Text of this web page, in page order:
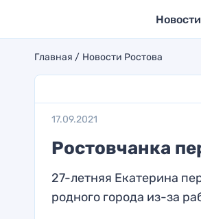
Главная Новости Ростова
17.09.2021
Ростовчанка
27-летняя Екатерина
родного города из-за